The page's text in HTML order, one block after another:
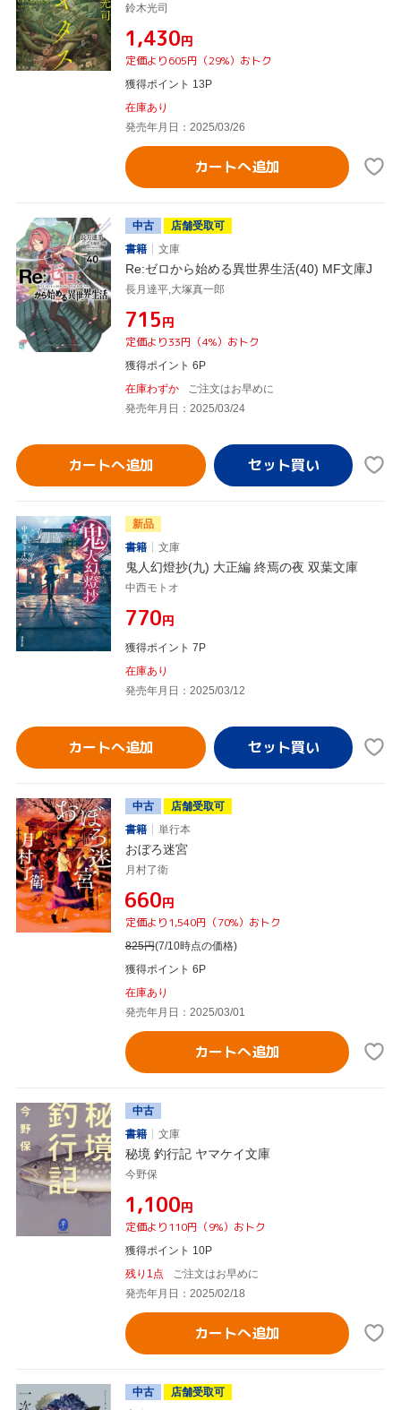
鈴木光司
¥1,430円
定価より605円（29%）おトク
獲得ポイント 13P
在庫あり
発売年月日：2025/03/26
カートへ追加
中古
店舗受取可
書籍
文庫
Re:ゼロから始める異世界生活(40) MF文庫J
長月達平,大塚真一郎
¥715円
定価より33円（4%）おトク
獲得ポイント 6P
在庫わずか
ご注文はお早めに
発売年月日：2025/03/24
カートへ追加
新品
書籍
文庫
鬼人幻燈抄(九) 大正編 終焉の夜 双葉文庫
中西モトオ
¥770円
獲得ポイント 7P
在庫あり
発売年月日：2025/03/12
カートへ追加
中古
店舗受取可
書籍
単行本
おぼろ迷宮
月村了衛
¥660円
定価より1,540円（70%）おトク
825円(7/10時点の価格)
獲得ポイント 6P
在庫あり
発売年月日：2025/03/01
カートへ追加
中古
書籍
文庫
秘境 釣行記 ヤマケイ文庫
今野保
¥1,100円
定価より110円（9%）おトク
獲得ポイント 10P
残り1点
ご注文はお早めに
発売年月日：2025/02/18
カートへ追加
中古
店舗受取可